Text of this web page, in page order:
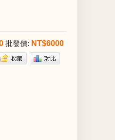
批發價: NT$6000